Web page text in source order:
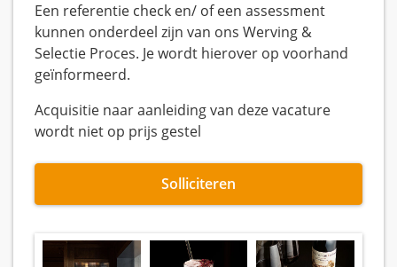
Een referentie check en/ of een assessment
kunnen onderdeel zijn van ons Werving &
Selectie Proces. Je wordt hierover op voorhand
geïnformeerd.
Acquisitie naar aanleiding van deze vacature
wordt niet op prijs gestel
Solliciteren